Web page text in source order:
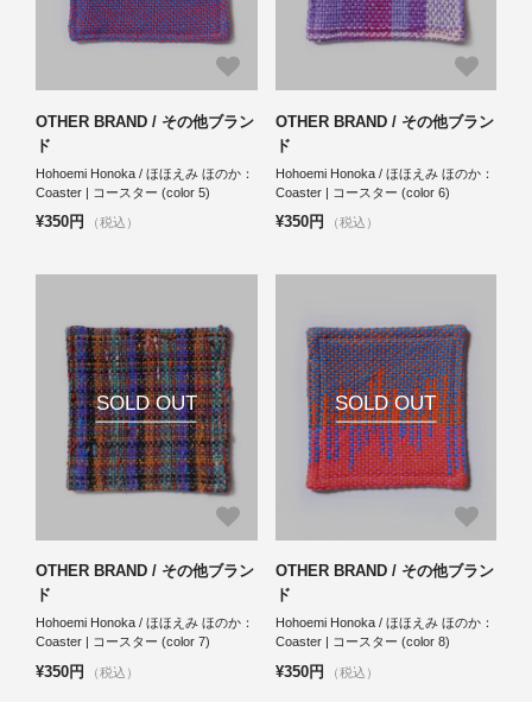
OTHER BRAND / その他ブラン
ド
Hohoemi Honoka / ほほえみ ほのか：
Coaster | コースター (color 5)
¥350円 （税込）
OTHER BRAND / その他ブラン
ド
Hohoemi Honoka / ほほえみ ほのか：
Coaster | コースター (color 6)
¥350円 （税込）
SOLD OUT
OTHER BRAND / その他ブラン
ド
Hohoemi Honoka / ほほえみ ほのか：
Coaster | コースター (color 7)
¥350円 （税込）
SOLD OUT
OTHER BRAND / その他ブラン
ド
Hohoemi Honoka / ほほえみ ほのか：
Coaster | コースター (color 8)
¥350円 （税込）